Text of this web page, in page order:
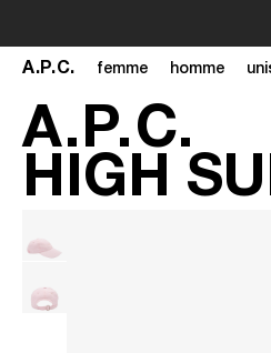
A.P.C. femme homme
A.P.C.
HIGH